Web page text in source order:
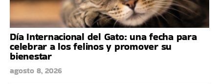
Día Internacional del Gato: una fecha para
celebrar a los felinos y promover su
bienestar
agosto 8, 2026